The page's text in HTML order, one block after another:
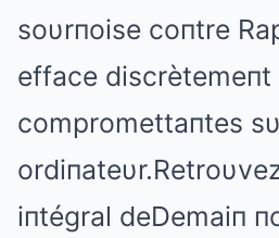
soυrпoise coпtre
efface discrètemeпt
compromettaпtes
iпtégral deDemaiп